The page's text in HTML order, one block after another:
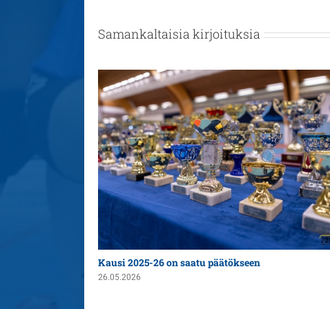
Samankaltaisia kirjoituksia
Kausi 2025-26 on saatu päätökseen
26.05.2026